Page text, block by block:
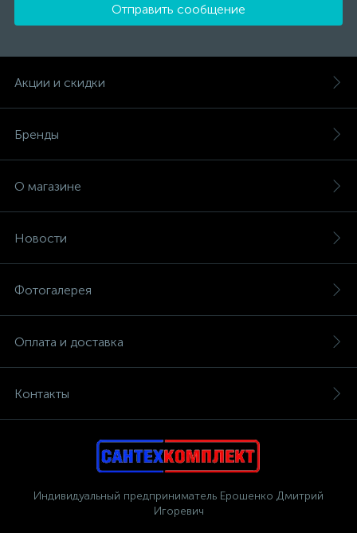
Отправить сообщение
Акции и скидки
Бренды
О магазине
Новости
Фотогалерея
Оплата и доставка
Контакты
Индивидуальный предприниматель Ерошенко Дмитрий
Игоревич